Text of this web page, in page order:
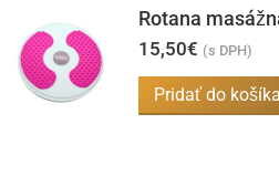
Rotana
15,50€ (s DPH)
Pridať do košíka